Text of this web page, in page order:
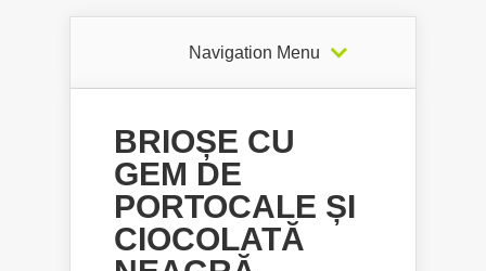
Navigation Menu
BRIOȘE CU
GEM DE
PORTOCALE ȘI
CIOCOLATĂ